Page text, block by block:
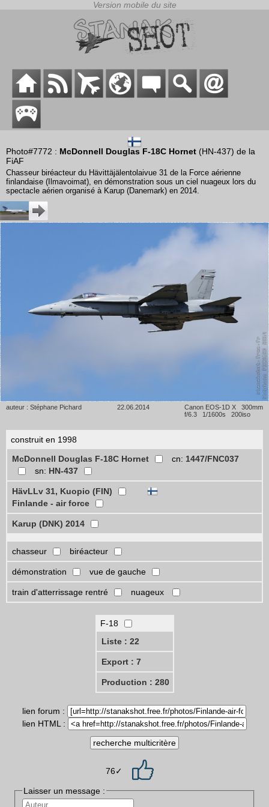
Photo#7772 : McDonnell Douglas F-18C Hornet (HN-437) de la
FiAF
Chasseur biréacteur du Hävittäjälentolaivue 31 de la Force aérienne
finlandaise (Ilmavoimat), en démonstration sous un ciel nuageux lors du
spectacle aérien organisé à Karup (Danemark) en 2014.
auteur : Stéphane Pichard 22.06.2014
Canon EOS-1D X 300mm
f/6.3 1/1600s 200iso
construit en 1998
McDonnell Douglas F-18C Hornet
cn: 1447/FNC037
sn: HN-437
HävLLv 31, Kuopio (FIN)
Finlande - air force
Karup (DNK) 2014
chasseur biréacteur
démonstration vue de gauche
train d'atterrissage rentré nuageux
F-18
Liste : 22
Export : 7
Production : 280
lien forum :
lien HTML :
76✓
Laisser un message :